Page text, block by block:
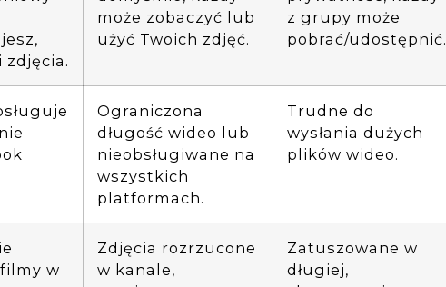
zdjęcia.
może zobaczyć lub
użyć Twoich zdjęć.
z grupy może
pobrać/udostępnić.
Ograniczona
długość wideo lub
nieobsługiwane na
wszystkich
platformach.
Trudne do
wysłania dużych
plików wideo.
w
Zdjęcia rozrzucone
w kanale,
Zatuszowane w
długiej,